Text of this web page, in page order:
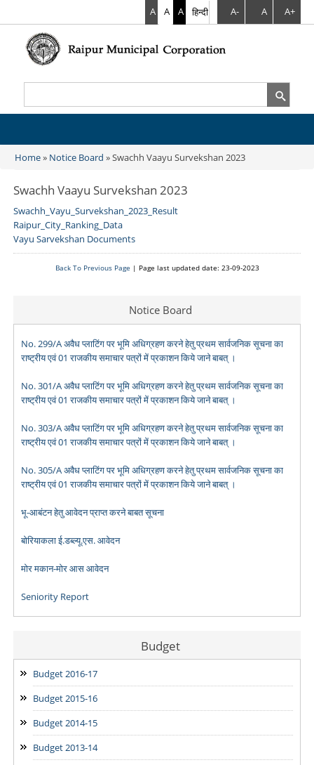
A A A हिन्दी A- A A+
Search form
You are here
Home» Notice Board » Swachh Vaayu Survekshan 2023
Swachh Vaayu Survekshan 2023
Swachh_Vayu_Survekshan_2023_Result
Raipur_City_Ranking_Data
Vayu Sarvekshan Documents
Back To Previous Page | Page last updated date: 23-09-2023
Notice Board
राष्ट्रीय एवं 01 राजकीय समाचार पत्रों में प्रकाशन किये जाने बाबत् ।
राष्ट्रीय एवं 01 राजकीय समाचार पत्रों में प्रकाशन किये जाने बाबत् ।
राष्ट्रीय एवं 01 राजकीय समाचार पत्रों में प्रकाशन किये जाने बाबत् ।
राष्ट्रीय एवं 01 राजकीय समाचार पत्रों में प्रकाशन किये जाने बाबत् ।
Budget
Budget 2016-17
Budget 2015-16
Budget 2014-15
Budget 2013-14